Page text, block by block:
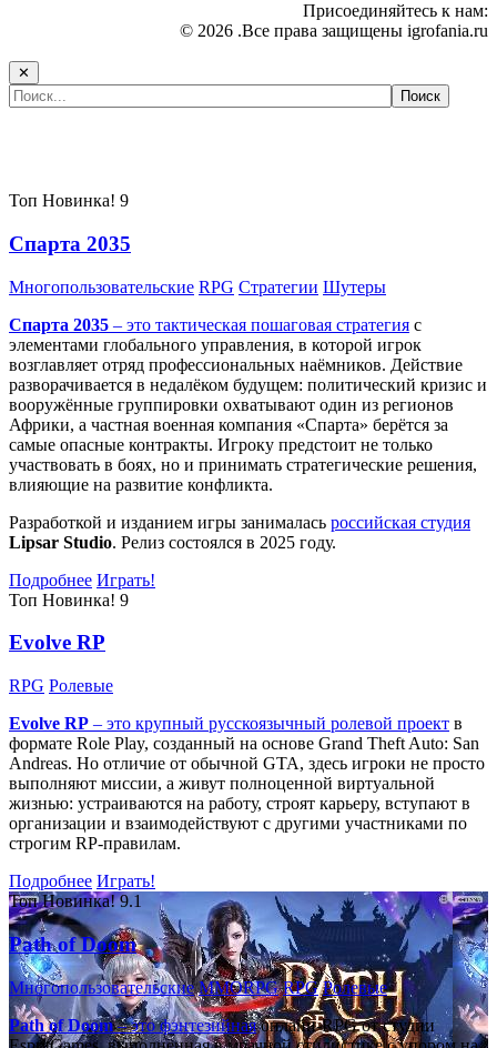
Присоединяйтесь к нам:
© 2026 .Все права защищены igrofania.ru
✕
Топ Новинка! 9
Спарта 2035
Многопользовательские RPG Стратегии Шутеры
Спарта 2035 – это тактическая пошаговая стратегия с
элементами глобального управления, в которой игрок
возглавляет отряд профессиональных наёмников. Действие
разворачивается в недалёком будущем: политический кризис и
вооружённые группировки охватывают один из регионов
Африки, а частная военная компания «Спарта» берётся за
самые опасные контракты. Игроку предстоит не только
участвовать в боях, но и принимать стратегические решения,
влияющие на развитие конфликта.
Разработкой и изданием игры занималась российская студия
Lipsar Studio. Релиз состоялся в 2025 году.
Подробнее Играть!
Топ Новинка! 9
Evolve RP
RPG Ролевые
Evolve RP – это крупный русскоязычный ролевой проект в
формате Role Play, созданный на основе Grand Theft Auto: San
Andreas. Но отличие от обычной GTA, здесь игроки не просто
выполняют миссии, а живут полноценной виртуальной
жизнью: устраиваются на работу, строят карьеру, вступают в
организации и взаимодействуют с другими участниками по
строгим RP-правилам.
Подробнее Играть!
Топ Новинка! 9.1
Path of Doom
Многопользовательские MMORPG RPG Ролевые
Path of Doom– этофэнтезийнаяонлайн-RPG от студии